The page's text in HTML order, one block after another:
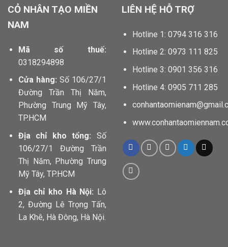
CỎ NHÂN TẠO MIỀN
NAM
Mã số thuế:
0318294898
Cửa hàng: Số 106/27/1
Đường Trần Thị Năm,
Phường Trung Mỹ Tây,
TP.HCM
Địa chỉ kho tổng: Số
106/27/1 Đường Trần
Thị Năm, Phường Trung
Mỹ Tây, TP.HCM
Địa chỉ kho Hà Nội: Lô
2, Đường Lê Trọng Tấn,
La Khê, Hà Đông, Hà Nội.
LIÊN HỆ HỖ TRỢ
Hotline 1: 0794 316 316
Hotline 2: 0973 111 825
Hotline 3: 0901 356 316
Hotline 4: 0905 711 285